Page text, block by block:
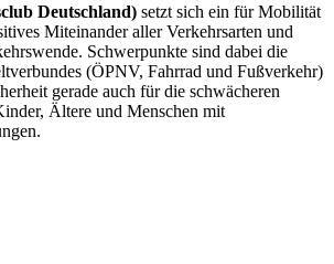
Deutschland) setzt sich ein für Mobilität
Miteinander aller Verkehrsarten und
Schwerpunkte sind dabei die
(ÖPNV, Fahrrad und Fußverkehr)
gerade auch für die schwächeren
Ältere und Menschen mit